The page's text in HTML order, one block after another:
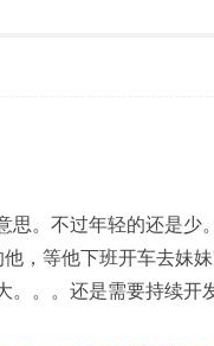
思。不过年轻的还是少
，等他下班开车去妹
。。还是需要持续开